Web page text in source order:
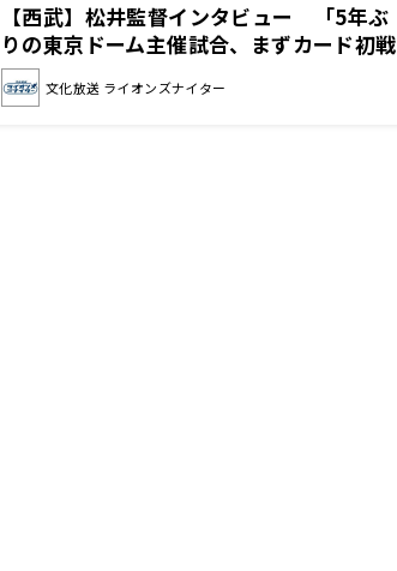
【西武】松井監督インタビュー 「5年ぶ
りの東京ドーム主催試合、まずカード初戦
を勝てるように頑張る」
文化放送 ライオンズナイター